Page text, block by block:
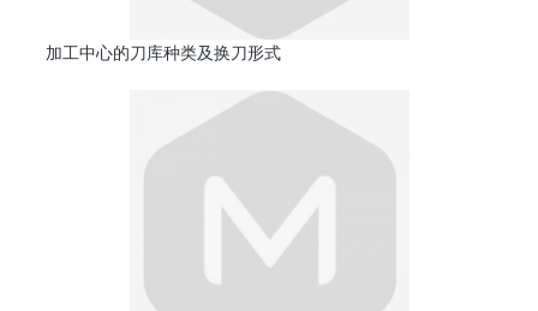
加工中心的刀库种类及换刀形式